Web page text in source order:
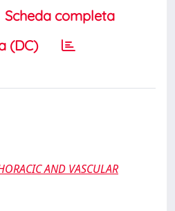
Scheda completa
(DC)
AND VASCULAR